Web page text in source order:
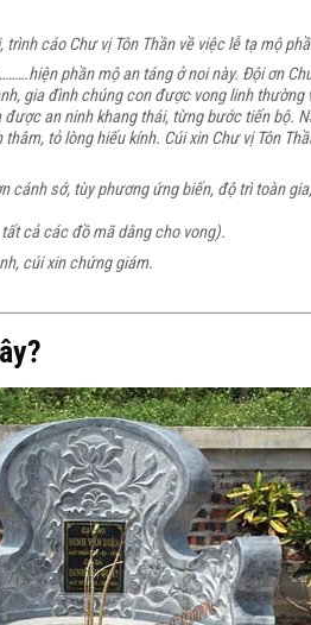
cáo Chư vị Tôn Thần về việc lễ tạ mộ
phần mộ an táng ở noi này. Đội ơn
gia đình chúng con được vong linh thường
an ninh khang thái, từng bước tiến bộ.
tỏ lòng hiếu kính. Cúi xin Chư vị Tôn
cánh sớ, tùy phương ứng biến, độ trì toàn
cả các đồ mã dâng cho vong).
cúi xin chứng giám.